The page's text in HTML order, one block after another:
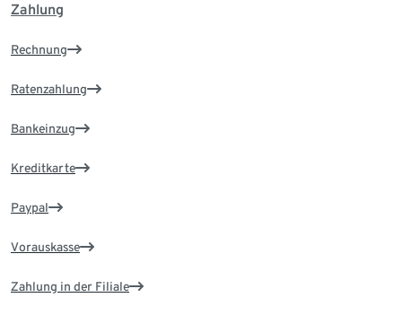
Zahlung
Rechnung
Ratenzahlung
Bankeinzug
Kreditkarte
Paypal
Vorauskasse
Zahlung in der Filiale